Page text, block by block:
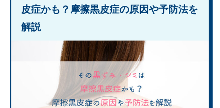
皮症かも？摩擦黒皮症の原因や予防法を
解説